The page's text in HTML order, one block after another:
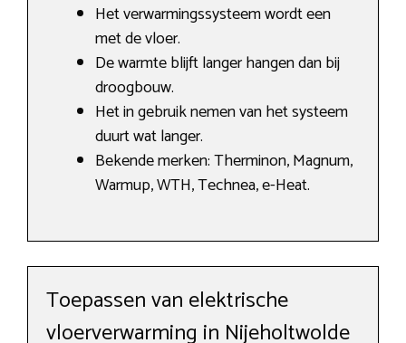
Het verwarmingssysteem wordt een
met de vloer.
De warmte blijft langer hangen dan bij
droogbouw.
Het in gebruik nemen van het systeem
duurt wat langer.
Bekende merken: Therminon, Magnum,
Warmup, WTH, Technea, e-Heat.
Toepassen van elektrische
vloerverwarming in Nijeholtwolde